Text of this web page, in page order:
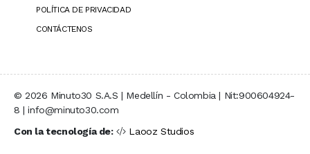
POLÍTICA DE PRIVACIDAD
CONTÁCTENOS
© 2026 Minuto30 S.A.S | Medellín - Colombia | Nit:900604924-
8 | info@minuto30.com
Con la tecnología de:
Laooz Studios